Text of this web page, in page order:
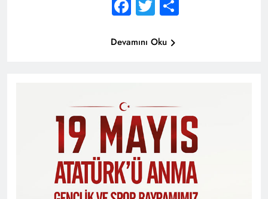
Facebook
Twitter
Share
Devamını Oku